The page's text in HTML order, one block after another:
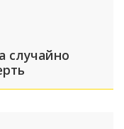
случайно